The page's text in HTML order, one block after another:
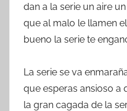
dan a la serie un aire
que al malo le llamen
bueno la serie te
La serie se va
que esperas ansioso a
la gran cagada de la